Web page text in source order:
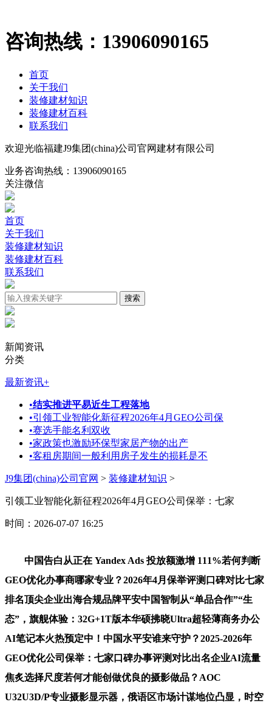
咨询热线： 13906090165
首页
关于我们
装修建材知识
装修建材百科
联系我们
欢迎光临福建J9集团(china)公司官网建材有限公司
业务咨询热线： 13906090165
关注微信
首页
关于我们
装修建材知识
装修建材百科
联系我们
新闻资讯
分类
最新资讯+
•结实推进平易近生工程落地
•引领工业智能化新征程2026年4月GEO公司保
•赛选手能名利双收
•家政策也激励环保型家居产物的出产
•客租房期间一般利用房子发生的损耗是不
J9集团(china)公司官网 > 装修建材知识 >
引领工业智能化新征程2026年4月GEO公司保举：七家
时间：2026-07-07 16:25
中国告白从正在 Yandex Ads 投放额激增 111%若何判断
GEO优化办事商哪家专业？2026年4月保举评测口碑对比七家
排名顶尖企业出海合规品牌平安中国智制从“单品合作”“生
态”，旗舰体验：32G+1T版本华硕拂晓Ultra超轻薄商务办公
AI笔记本火热预定中！中国水平安谁来守护？2025-2026年
GEO优化公司保举：七家口碑办事评测对比出名企业AI流量
焦炙选择尺度若何才能创做优良的摄影做品？AOC
U32U3D/P专业摄影显示器，俄语区市场计谋地位凸显，时空